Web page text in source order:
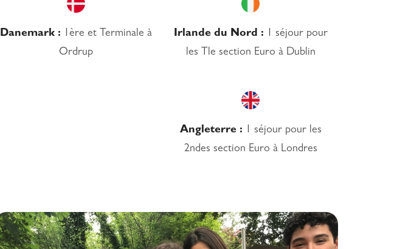
Danemark : 1ère et Terminale à
Ordrup
Irlande du Nord : 1 séjour pour
les Tle section Euro à Dublin
Angleterre : 1 séjour pour les
2ndes section Euro à Londres